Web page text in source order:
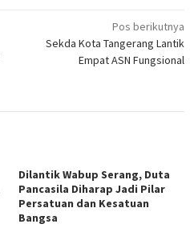
Pos berikutnya
Sekda Kota Tangerang Lantik
Empat ASN Fungsional
Dilantik Wabup Serang, Duta
Pancasila Diharap Jadi Pilar
Persatuan dan Kesatuan
Bangsa